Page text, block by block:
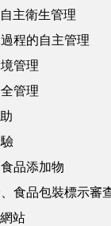
主衛生管理
程的自主管理
管理
管理
品添加物
食品包裝標示審
站